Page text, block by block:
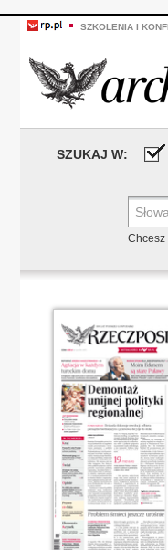
SZKOLENIA I
SZUKAJ W:
Chcesz